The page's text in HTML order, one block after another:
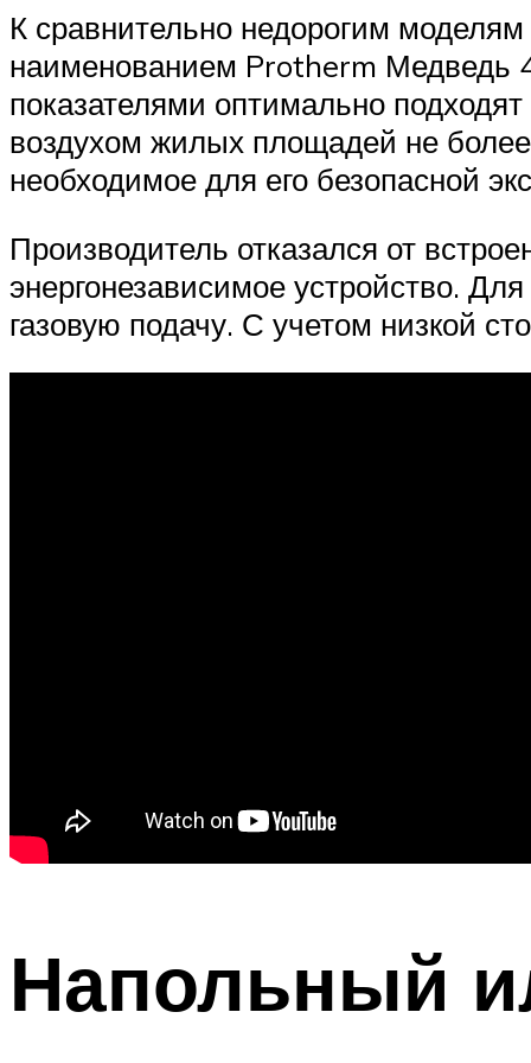
К сравнительно недорогим
наименованием Protherm Медведь
показателями оптимально
воздухом жилых площадей не
необходимое для его безопасной
Производитель отказался от
энергонезависимое устройство.
газовую подачу. С учетом низкой
Напольный